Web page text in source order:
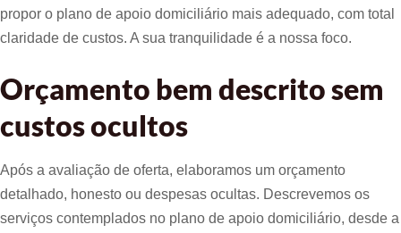
propor o plano de apoio domiciliário mais adequado, com total
claridade de custos. A sua tranquilidade é a nossa foco.
Orçamento bem descrito sem
custos ocultos
Após a avaliação de oferta, elaboramos um orçamento
detalhado, honesto ou despesas ocultas. Descrevemos os
serviços contemplados no plano de apoio domiciliário, desde a